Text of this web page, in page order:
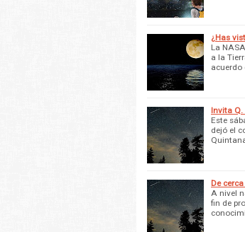
¿Has
La
a la
acuerdo
Invita Q.
Este
dejó el
De
A nivel
fin de